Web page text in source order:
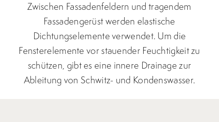
Zwischen Fassadenfeldern und tragendem
Fassadengerüst werden elastische
Dichtungselemente verwendet. Um die
Fensterelemente vor stauender Feuchtigkeit zu
schützen, gibt es eine innere Drainage zur
Ableitung von Schwitz- und Kondenswasser.